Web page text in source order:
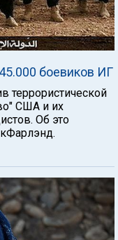
боевиков ИГ
террористической
США и их
Об это